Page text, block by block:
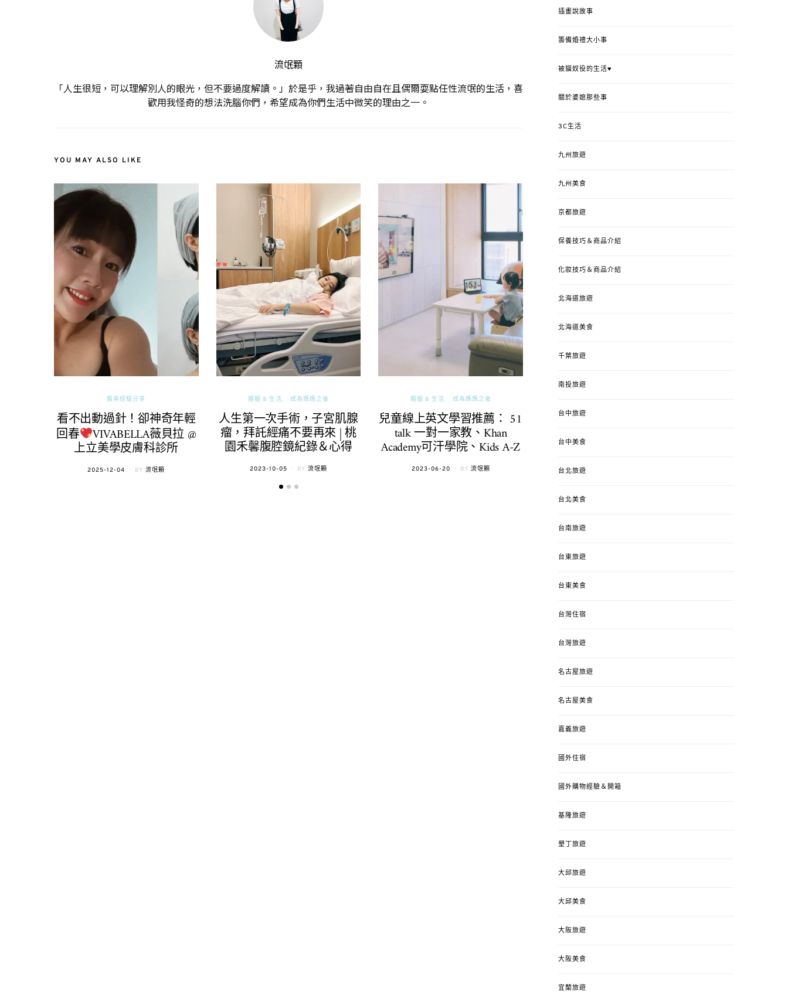
流氓顆
「人生很短，可以理解別人的眼光，但不要過度解讀。」於是乎，我過著自由自在且偶爾耍點任性流氓的生活，喜
歡用我怪奇的想法洗腦你們，希望成為你們生活中微笑的理由之一。
YOU MAY ALSO LIKE
醫美經驗分享
看不出動過針！卻神奇年輕
回春 VIVABELLA薇貝拉 @
上立美學皮膚科診所
POSTED
2025-12-04 BY 流氓顆
婚姻 & 生活 成為媽媽之後
人生第一次手術，子宮肌腺
瘤，拜託經痛不要再來 | 桃
園禾馨腹腔鏡紀錄＆心得
POSTED
2023-10-05 BY 流氓顆
婚姻 & 生活 成為媽媽之後
兒童線上英文學習推薦： 51
talk 一對一家教、Khan
Academy可汗學院、Kids A-Z
POSTED
2023-06-20 BY 流氓顆
4y3m ：視力檢查、練習犯
錯、認識華德福
插畫說故事
籌備婚禮大小事
被貓奴役的生活♥
關於婆媳那些事
3C生活
九州旅遊
九州美食
京都旅遊
保養技巧＆商品介紹
化妝技巧＆商品介紹
北海道旅遊
北海道美食
千葉旅遊
南投旅遊
台中旅遊
台中美食
台北旅遊
台北美食
台南旅遊
台東旅遊
台東美食
台灣住宿
台灣旅遊
名古屋旅遊
名古屋美食
嘉義旅遊
國外住宿
國外購物經驗＆開箱
基隆旅遊
墾丁旅遊
大邱旅遊
大邱美食
大阪旅遊
大阪美食
宜蘭旅遊